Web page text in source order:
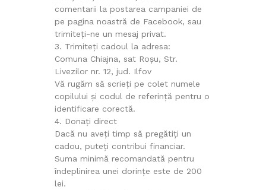
comentarii la postarea campaniei de
pe pagina noastră de Facebook, sau
trimiteți-ne un mesaj privat.
3. Trimiteți cadoul la adresa:
Comuna Chiajna, sat Roșu, Str.
Livezilor nr. 12, jud. Ilfov
Vă rugăm să scrieți pe colet numele
copilului și codul de referință pentru o
identificare corectă.
4. Donați direct
Dacă nu aveți timp să pregătiți un
cadou, puteți contribui financiar.
Suma minimă recomandată pentru
îndeplinirea unei dorințe este de 200
lei.